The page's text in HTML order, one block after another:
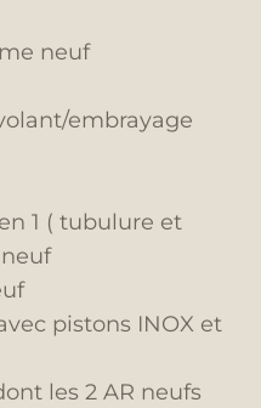
neuf
embrayage
1 ( tubulure et
pistons INOX et
les 2 AR neufs